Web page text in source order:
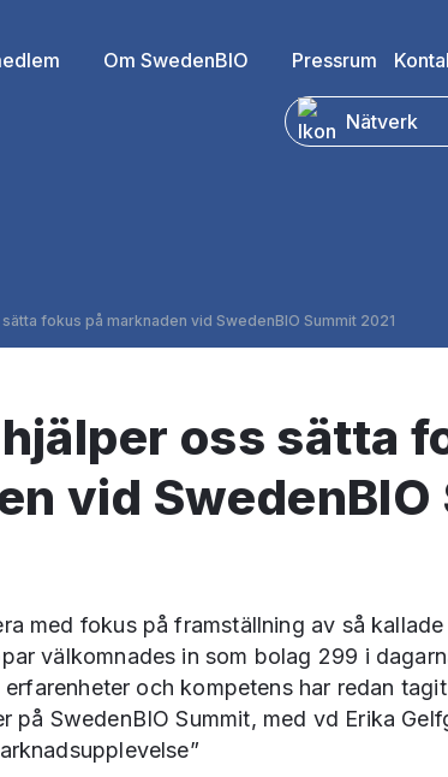
Om SwedenBIO Pressrum
Nätverk
fokus på marknaden vid SwedenBIO Summit 2021
oss sätta
vid
med fokus på framställning av så
välkomnades in som bolag 299 i
och kompetens har redan
på SwedenBIO Summit, med vd Erika